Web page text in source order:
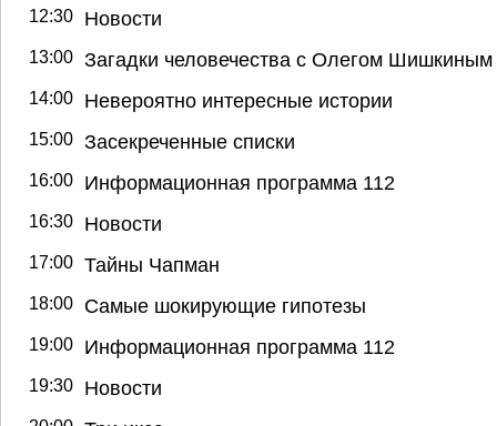
12:30 Новости
13:00 Загадки человечества с Олегом Шишкиным
14:00 Невероятно интересные истории
15:00 Засекреченные списки
16:00 Информационная программа 112
16:30 Новости
17:00 Тайны Чапман
18:00 Самые шокирующие гипотезы
19:00 Информационная программа 112
19:30 Новости